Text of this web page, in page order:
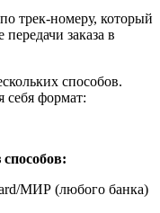
трек-номеру, который
заказа в
способов.
формат:
МИР (любого банка)